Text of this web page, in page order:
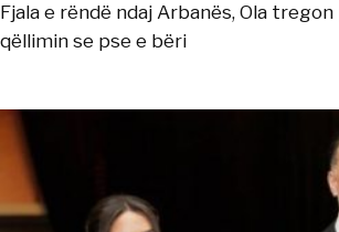
Fjala e rëndë ndaj Arbanës, Ola
qëllimin se pse e bëri